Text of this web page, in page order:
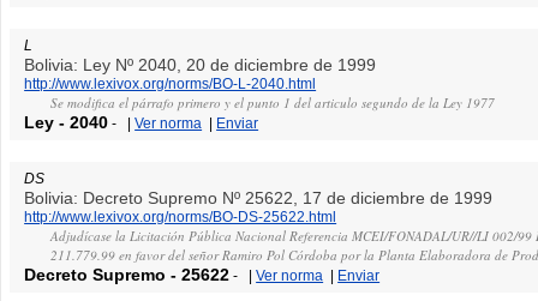
L
Bolivia: Ley Nº 2040, 20 de diciembre de 1999
http://www.lexivox.org/norms/BO-L-2040.html
Se modifica el párrafo primero y el punto 1 del articulo segundo de la Ley 1977
Ley -2040 - |Ver norma | Enviar
DS
Bolivia: Decreto Supremo Nº 25622, 17 de diciembre de 1999
http://www.lexivox.org/norms/BO-DS-25622.html
Adjudícase la Licitación Pública Nacional Referencia MCEI/FONADAL/UR//LI 002/99
211.779.99 en favor del señor Ramiro Pol Córdoba por la Planta Elaboradora de
Decreto Supremo -25622 - |Ver norma | Enviar